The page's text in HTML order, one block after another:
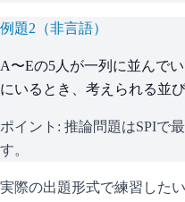
例題2 （非言語）
A〜Eの5人が一列に並んで
にいるとき、考えられる並
ポイント: 推論問題はSPIで
す。
実際の出題形式で練習した